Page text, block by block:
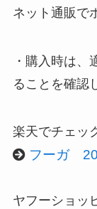
ネット通販で
・購入時は、
ることを確認
楽天でチェッ
フーガ 20
ヤフーショッ